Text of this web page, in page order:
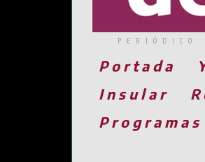
Portada
Insular